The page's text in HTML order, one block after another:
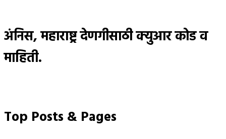
अंनिस, महाराष्ट्र देणगीसाठी क्युआर कोड व
माहिती.
Top Posts & Pages